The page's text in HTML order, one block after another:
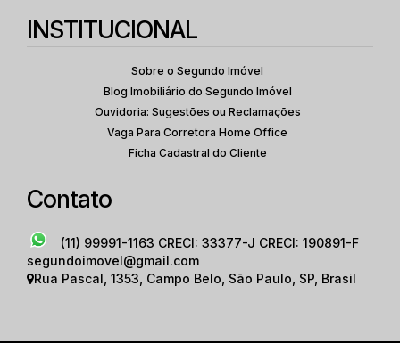
INSTITUCIONAL
Sobre o Segundo Imóvel
Blog Imobiliário do Segundo Imóvel
Ouvidoria: Sugestões ou Reclamações
Vaga Para Corretora Home Office
Ficha Cadastral do Cliente
Contato
(11) 99991-1163 CRECI: 33377-J CRECI: 190891-F
segundoimovel@gmail.com
Rua Pascal , 1353, Campo Belo, São Paulo, SP, Brasil